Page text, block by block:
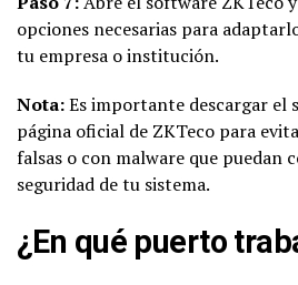
opciones necesarias para
tu empresa o institución.
Nota:Es importante descargar el
página oficial de ZKTeco para
falsas o con malware que puedan
seguridad de tu sistema.
¿En qué puerto